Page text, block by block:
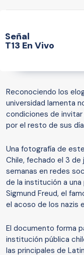
Señal
T13 En Vivo
Reconociendo los
universidad lamenta
condiciones de invitar
por el resto de sus
Una fotografía de
Chile, fechado el 3 de
semanas en redes
de la institución a
Sigmund Freud, el
el acoso de los nazis
El documento forma
institución pública
las principales de